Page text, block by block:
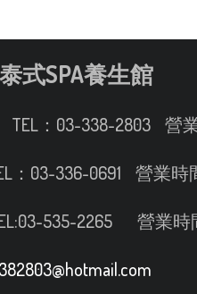
式SPA養生館
：03-338-2803 營業
03-336-0691 營業時
535-2265 營業時